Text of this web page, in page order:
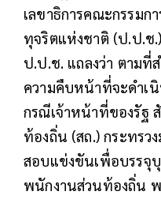
เลขาธิการคณะกรรมก
ทุจริตแห่งชาติ (ป.ป.ช
ป.ป.ช. แถลงว่า ตามที่
ความคืบหน้าที่จะดำเ
กรณีเจ้าหน้าที่ของรัฐ
ท้องถิ่น (สถ.) กระทรว
สอบแข่งขันเพื่อบรรจุ
พนักงานส่วนท้องถิ่น